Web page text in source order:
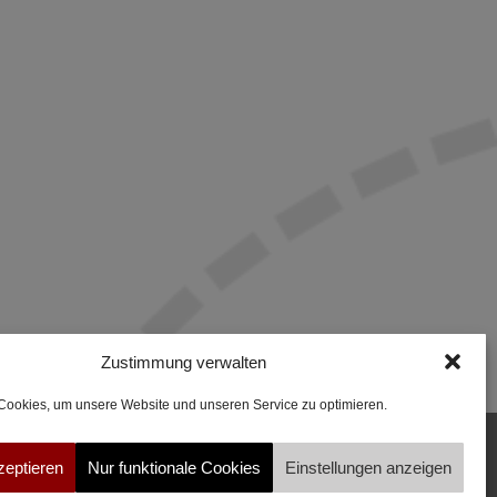
Zustimmung verwalten
um unsere Website und unseren Service zu optimieren.
Nur funktionale Cookies Einstellungen anzeigen